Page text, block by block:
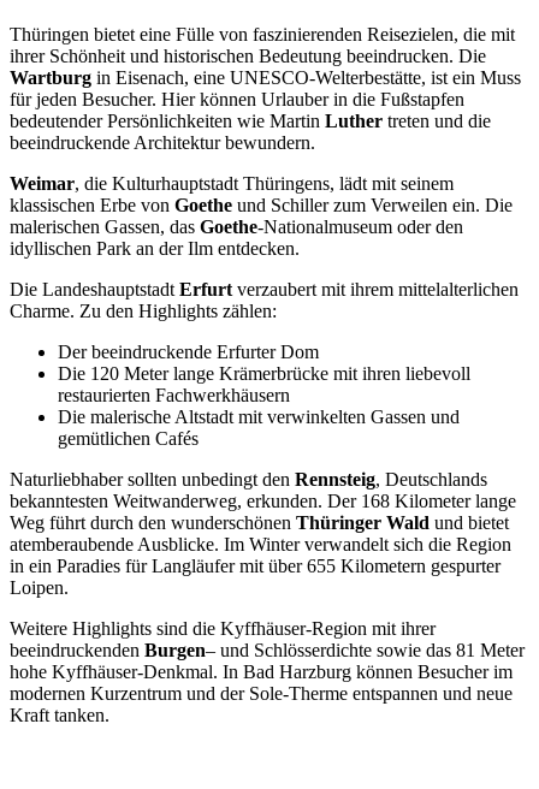
Thüringen bietet eine Fülle von faszinierenden Reisezielen, die mit
ihrer Schönheit und historischen Bedeutung beeindrucken. Die
Wartburg in Eisenach, eine UNESCO-Welterbestätte, ist ein Muss
für jeden Besucher. Hier können Urlauber in die Fußstapfen
bedeutender Persönlichkeiten wie Martin Luther treten und die
beeindruckende Architektur bewundern.
Weimar, die Kulturhauptstadt Thüringens, lädt mit seinem
klassischen Erbe von Goethe und Schiller zum Verweilen ein. Die
malerischen Gassen, das Goethe-Nationalmuseum oder den
idyllischen Park an der Ilm entdecken.
Die Landeshauptstadt Erfurt verzaubert mit ihrem mittelalterlichen
Charme. Zu den Highlights zählen:
Der beeindruckende Erfurter Dom
Die 120 Meter lange Krämerbrücke mit ihren liebevoll
restaurierten Fachwerkhäusern
Die malerische Altstadt mit verwinkelten Gassen und
gemütlichen Cafés
Naturliebhaber sollten unbedingt den Rennsteig, Deutschlands
bekanntesten Weitwanderweg, erkunden. Der 168 Kilometer lange
Weg führt durch den wunderschönen Thüringer Wald und bietet
atemberaubende Ausblicke. Im Winter verwandelt sich die Region
in ein Paradies für Langläufer mit über 655 Kilometern gespurter
Loipen.
Weitere Highlights sind die Kyffhäuser-Region mit ihrer
beeindruckenden Burgen– und Schlösserdichte sowie das 81 Meter
hohe Kyffhäuser-Denkmal. In Bad Harzburg können Besucher im
modernen Kurzentrum und der Sole-Therme entspannen und neue
Kraft tanken.